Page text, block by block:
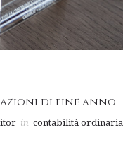
di fine anno
in contabilità ordinaria